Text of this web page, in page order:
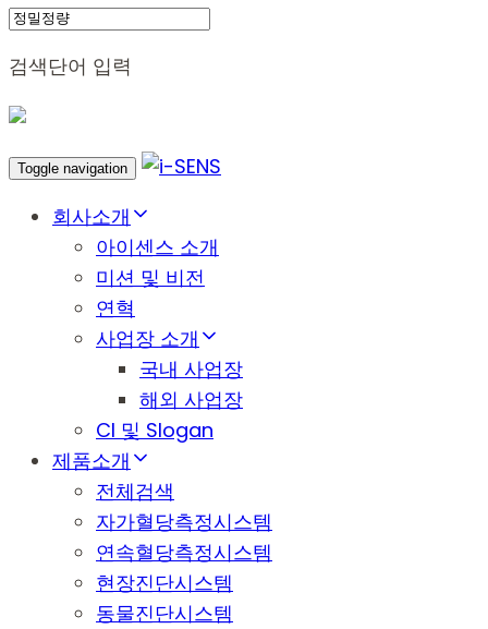
Search
검색단어 입력
Toggle navigation
회사소개
아이센스 소개
미션 및 비전
연혁
사업장 소개
국내 사업장
해외 사업장
CI 및 Slogan
제품소개
전체검색
자가혈당측정시스템
연속혈당측정시스템
현장진단시스템
동물진단시스템